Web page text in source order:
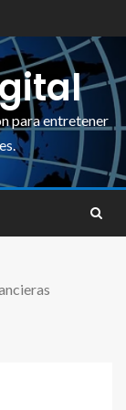
para entretener